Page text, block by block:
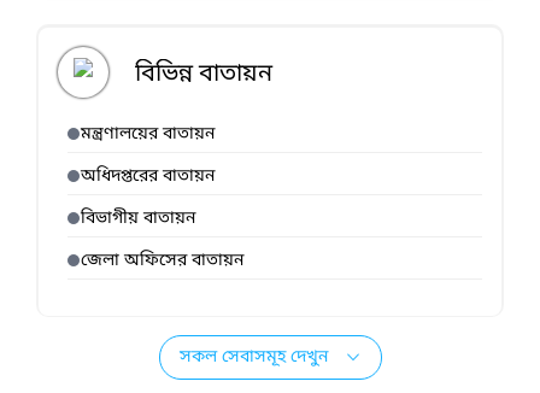
বিভিন্ন বাতায়ন
মন্ত্রণালয়ের বাতায়ন
অধিদপ্তরের বাতায়ন
বিভাগীয় বাতায়ন
জেলা অফিসের বাতায়ন
সকল সেবাসমূহ দেখুন